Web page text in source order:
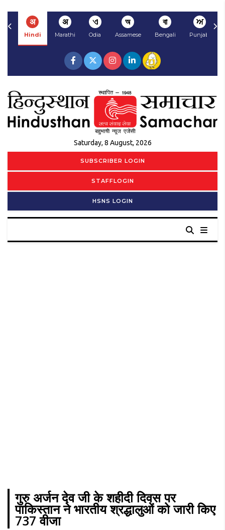
अ
Hindi
अ
Marathi
ଏ
Odia
অ
Assamese
বা
Bengali
ਅ
Punjabi
Saturday, 8 August, 2026
SUBSCRIBER LOGIN
STAFFLOGIN
HSNS LOGIN
गुरु अर्जन देव जी के शहीदी दिवस पर
पाकिस्तान ने भारतीय श्रद्धालुओं को जारी किए
737 वीजा